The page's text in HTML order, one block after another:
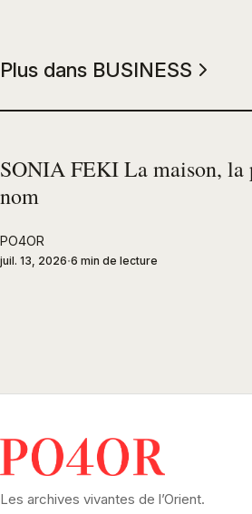
Plus dans BUSINESS
SONIA FEKI La maison, la
nom
PO4OR
juil. 13, 2026 6 min de lecture
Les archives vivantes de l’Orient.